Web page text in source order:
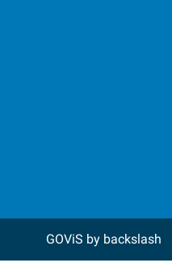
GOViS by backslash